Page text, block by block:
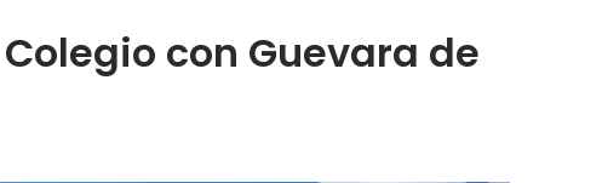
con Guevara de